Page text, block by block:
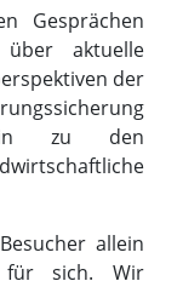
allein
sich. Wir
die vielen
das große
Region.
einmal mehr
– und der